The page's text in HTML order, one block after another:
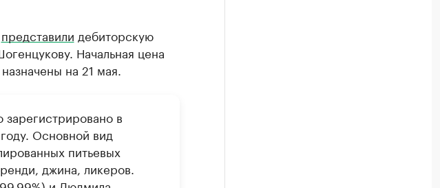
представили дебиторскую
Начальная цена
на 21 мая.
в
Основной вид
питьевых
джина, ликеров.